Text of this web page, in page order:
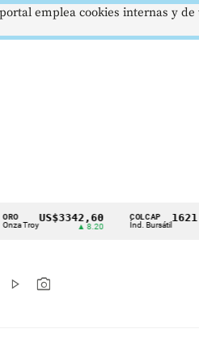
US$3342,60 COLCAP
Índ. Bursátil
1621,34
play_arrow photo_camera
emplea cookies internas y